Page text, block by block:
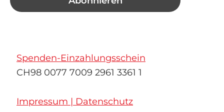
Spenden-Einzahlungsschein
CH98 0077 7009 2961 3361 1
Impressum | Datenschutz